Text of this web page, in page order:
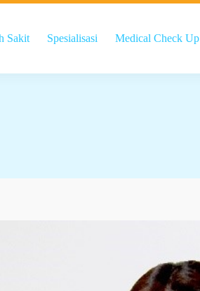
Sakit Spesialisasi Medical Check Up